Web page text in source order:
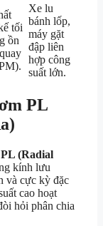
tối
ồn
Xe lu
bánh lốp,
máy gặt
đập liên
hợp công
suất lớn.
PL
PL (Radial
kính lưu
và cực kỳ đặc
cao hoạt
hỏi phân chia